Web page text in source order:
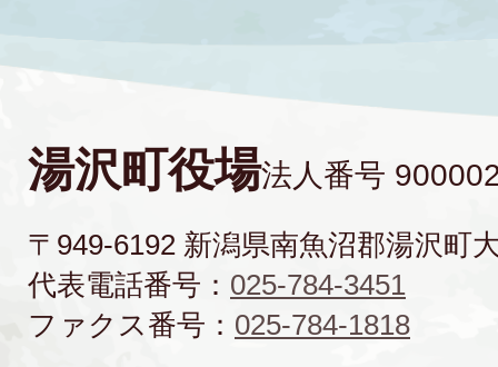
湯沢町役場法人番号
〒949-6192 新潟県南魚沼郡湯沢町
代表電話番号： 025-784-3451
ファクス番号： 025-784-1818